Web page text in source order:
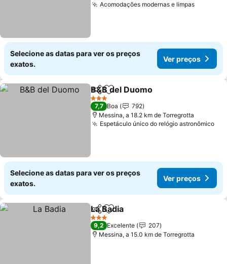
Acomodações modernas e limpas
Selecione as datas para ver os preços
exatos.
Ver preços
PartilharAdicionar aos favoritos
B&B del Duomo
3 Estrelas
7,7 Boa
792
Messina, a 18.2 km de Torregrotta
Espetáculo único do relógio astronômico
Selecione as datas para ver os preços
exatos.
Ver preços
PartilharAdicionar aos favoritos
La Badia
3 Estrelas
9,2 Excelente
207
Messina, a 15.0 km de Torregrotta